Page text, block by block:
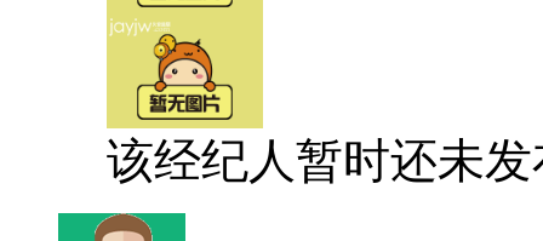
该经纪人暂时还未